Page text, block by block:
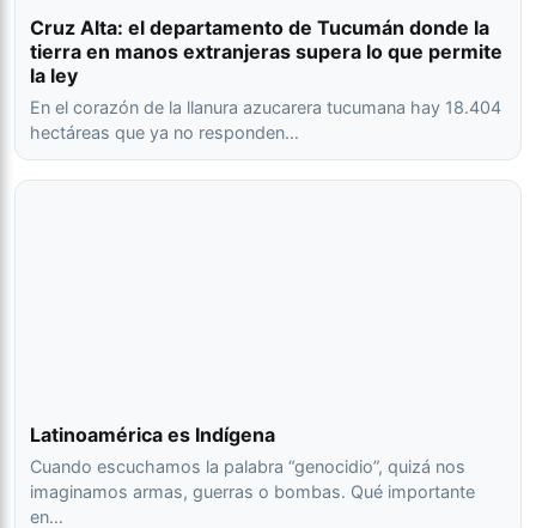
Cruz Alta: el departamento de Tucumán donde la
tierra en manos extranjeras supera lo que permite
la ley
En el corazón de la llanura azucarera tucumana hay 18.404
hectáreas que ya no responden…
Latinoamérica es Indígena
Cuando escuchamos la palabra “genocidio”, quizá nos
imaginamos armas, guerras o bombas. Qué importante
en…